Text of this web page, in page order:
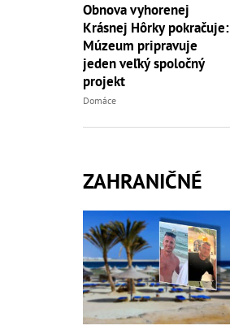
Obnova vyhorenej
Krásnej Hôrky pokračuje:
Múzeum pripravuje
jeden veľký spoločný
projekt
Domáce
ZAHRANIČNÉ